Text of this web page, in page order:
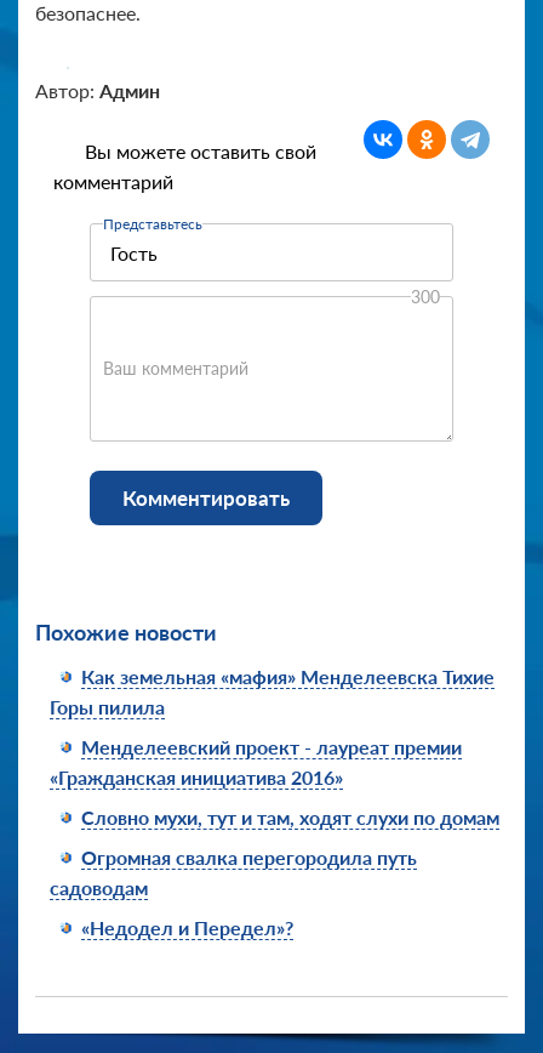
безопаснее.
Автор: Админ
Вы можете оставить свой
комментарий
Представьтесь
Ваш комментарий
300
Комментировать
Похожие новости
Как земельная «мафия» Менделеевска Тихие
Горы пилила
Менделеевский проект - лауреат премии
«Гражданская инициатива 2016»
Словно мухи, тут и там, ходят слухи по домам
Огромная свалка перегородила путь
садоводам
«Недодел и Передел»?